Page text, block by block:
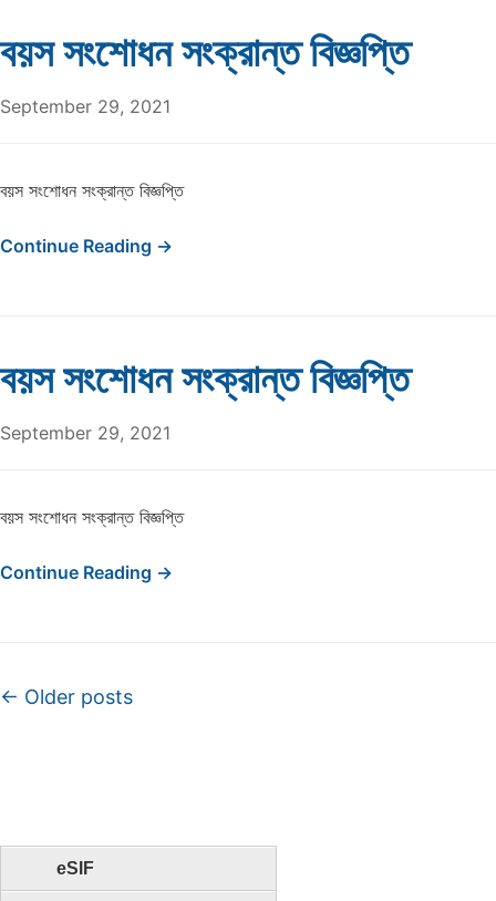
eSIF
বয়স সংশোধন সংক্রান্ত বিজ্ঞপ্তি
September 29, 2021
বয়স সংশোধন সংক্রান্ত বিজ্ঞপ্তি
Continue Reading →
বয়স সংশোধন সংক্রান্ত বিজ্ঞপ্তি
September 29, 2021
বয়স সংশোধন সংক্রান্ত বিজ্ঞপ্তি
Continue Reading →
Post navigation
← Older posts